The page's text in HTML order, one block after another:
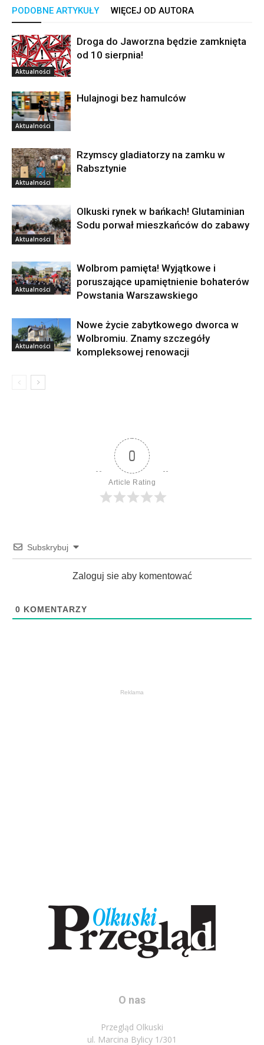
PODOBNE ARTYKUŁY WIĘCEJ OD AUTORA
Aktualności
Droga do Jaworzna będzie zamknięta
od 10 sierpnia!
Aktualności
Hulajnogi bez hamulców
Aktualności
Rzymscy gladiatorzy na zamku w
Rabsztynie
Aktualności
Olkuski rynek w bańkach! Glutaminian
Sodu porwał mieszkańców do zabawy
Aktualności
Wolbrom pamięta! Wyjątkowe i
poruszające upamiętnienie bohaterów
Powstania Warszawskiego
Aktualności
Nowe życie zabytkowego dworca w
Wolbromiu. Znamy szczegóły
kompleksowej renowacji
0
Article Rating
Subskrybuj
Zaloguj sie aby komentować
0 KOMENTARZY
Reklama
O nas
Przegląd Olkuski
ul. Marcina Bylicy 1/301